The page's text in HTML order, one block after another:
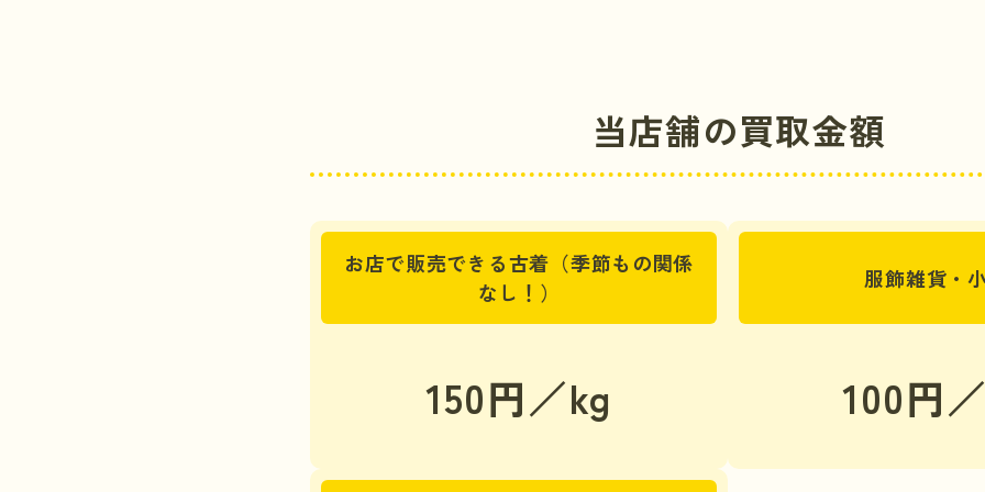
当店舗の買取金額
お店で販売できる古着（季節もの関係
なし！）
150円／kg
服飾雑貨・
100円